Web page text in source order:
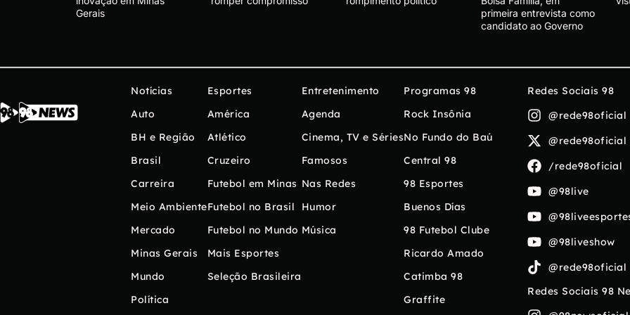
Gerais
primeira entrevista como
candidato ao Governo
Notícias
Auto
BH e Região
Brasil
Carreira
Meio Ambiente
Mercado
Minas Gerais
Mundo
Política
Esportes
América
Atlético
Cruzeiro
Futebol em Minas
Futebol no Brasil
Futebol no Mundo
Mais Esportes
Seleção Brasileira
Entretenimento
Agenda
Cinema, TV e Séries
Famosos
Nas Redes
Humor
Música
Programas 98
Rock Insônia
No Fundo do Baú
Central 98
98 Esportes
Buenos Días
98 Futebol Clube
Ricardo Amado
Catimba 98
Graffite
Redes Sociais 98
@rede98oficial
@rede98oficial
/rede98oficial
@98live
@98liveshow
@rede98oficial
Redes Sociais 98